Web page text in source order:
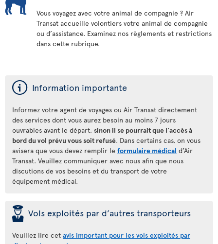
Vous voyagez avec votre animal de compagnie ? Air
Transat accueille volontiers votre animal de compagnie
ou d’assistance. Examinez nos règlements et restrictions
dans cette rubrique.
ý Information importante
Informez votre agent de voyages ou Air Transat directement
des services dont vous aurez besoin au moins 7 jours
ouvrables avant le départ, sinon il se pourrait que l'accès à
bord du vol prévu vous soit refusé. Dans certains cas, on vous
avisera que vous devez remplir le formulaire médical d’Air
Transat. Veuillez communiquer avec nous afin que nous
discutions de vos besoins et du transport de votre
équipement médical.
þ Vols exploités par d’autres transporteurs
Veuillez lire cet avis important pour les vols exploités par